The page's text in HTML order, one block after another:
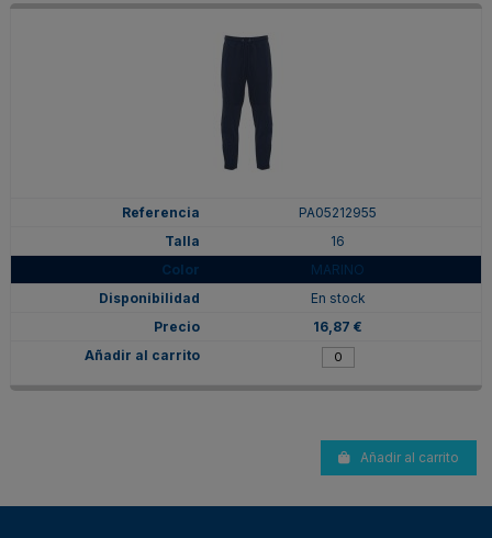
PA05212955
16
MARINO
En stock
16,87 €
Añadir al carrito